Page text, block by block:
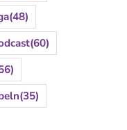
(48)
(60)
(35)